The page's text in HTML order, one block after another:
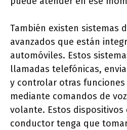
También existen sistemas
avanzados que están
automóviles. Estos
llamadas telefónicas,
y controlar otras
mediante comandos de
volante. Estos dispositivos
conductor tenga que